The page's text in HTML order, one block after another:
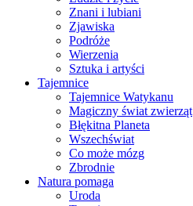
Znani i lubiani
Zjawiska
Podróże
Wierzenia
Sztuka i artyści
Tajemnice
Tajemnice Watykanu
Magiczny świat zwierząt
Błękitna Planeta
Wszechświat
Co może mózg
Zbrodnie
Natura pomaga
Uroda